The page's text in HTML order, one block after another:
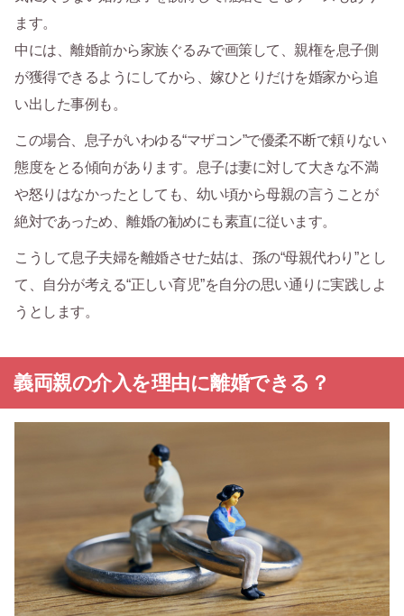
ます。
中には、離婚前から家族ぐるみで画策して、親権を息子側
が獲得できるようにしてから、嫁ひとりだけを婚家から追
い出した事例も。
この場合、息子がいわゆる“マザコン”で優柔不断で頼りない
態度をとる傾向があります。息子は妻に対して大きな不満
や怒りはなかったとしても、幼い頃から母親の言うことが
絶対であっため、離婚の勧めにも素直に従います。
こうして息子夫婦を離婚させた姑は、孫の“母親代わり”とし
て、自分が考える“正しい育児”を自分の思い通りに実践しよ
うとします。
義両親の介入を理由に離婚できる？